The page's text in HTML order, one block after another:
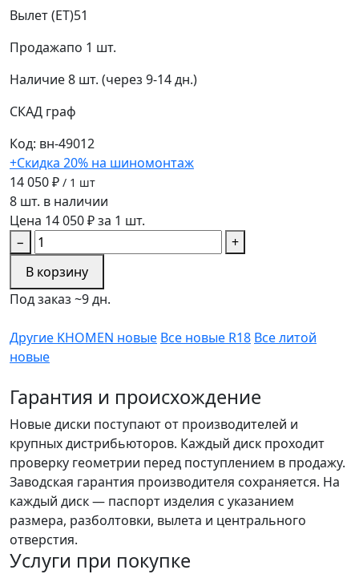
Вылет (ET)51
Продажапо 1 шт.
Наличие8 шт. (через 9-14 дн.)
СКАД граф
Код: вн-49012
+Скидка 20% на шиномонтаж
14 050 ₽ / 1 шт
8 шт. в наличии
Цена 14 050 ₽ за 1 шт.
−
+
В корзину
Под заказ ~9 дн.
Другие KHOMEN новые Все новые R18 Все литой
новые
Гарантия и происхождение
Новые диски поступают от производителей и
крупных дистрибьюторов. Каждый диск проходит
проверку геометрии перед поступлением в продажу.
Заводская гарантия производителя сохраняется. На
каждый диск — паспорт изделия с указанием
размера, разболтовки, вылета и центрального
отверстия.
Услуги при покупке